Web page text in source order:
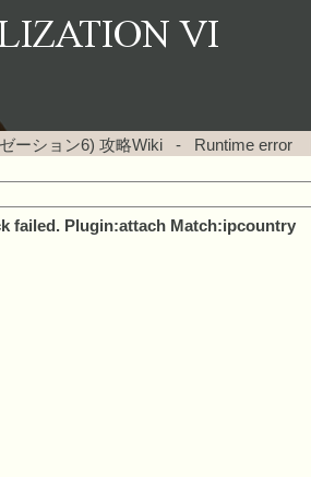
ーション6) 攻略Wiki - Runtime error |
failed. Plugin:attach Match:ipcountry